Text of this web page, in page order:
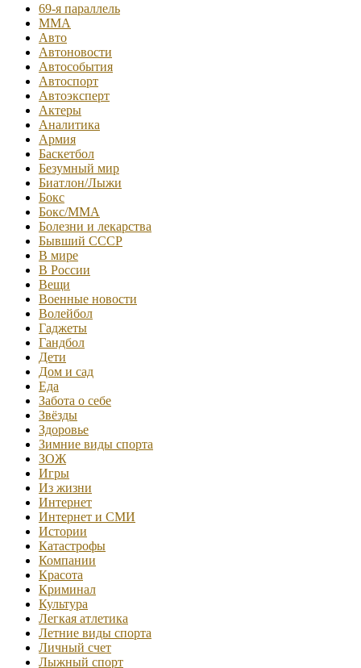
69-я параллель
MMA
Авто
Автоновости
Автособытия
Автоспорт
Автоэксперт
Актеры
Аналитика
Армия
Баскетбол
Безумный мир
Биатлон/Лыжи
Бокс
Бокс/MMA
Болезни и лекарства
Бывший СССР
В мире
В России
Вещи
Военные новости
Волейбол
Гаджеты
Гандбол
Дети
Дом и сад
Еда
Забота о себе
Звёзды
Здоровье
Зимние виды спорта
ЗОЖ
Игры
Из жизни
Интернет
Интернет и СМИ
Истории
Катастрофы
Компании
Красота
Криминал
Культура
Легкая атлетика
Летние виды спорта
Личный счет
Лыжный спорт